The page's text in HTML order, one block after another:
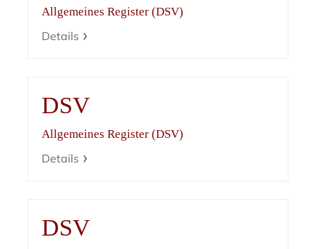
Allgemeines Register (DSV)
Details
DSV
Allgemeines Register (DSV)
Details
DSV